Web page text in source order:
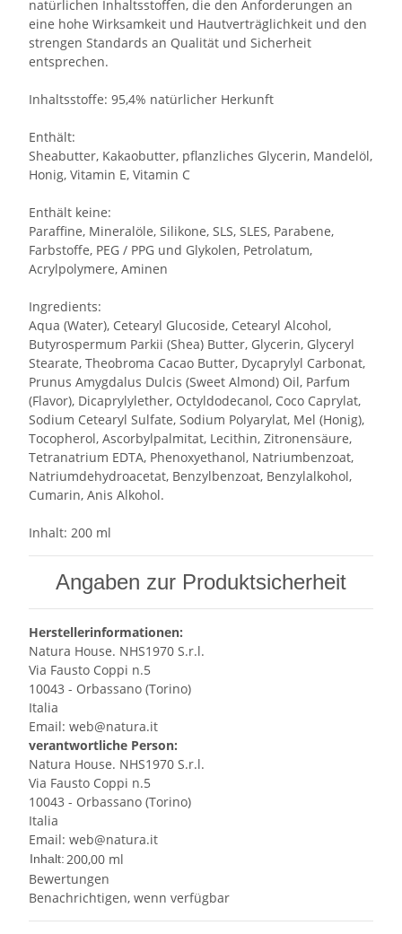
natürlichen Inhaltsstoffen, die den Anforderungen an
eine hohe Wirksamkeit und Hautverträglichkeit und den
strengen Standards an Qualität und Sicherheit
entsprechen.
Inhaltsstoffe: 95,4% natürlicher Herkunft
Enthält:
Sheabutter, Kakaobutter, pflanzliches Glycerin, Mandelöl,
Honig, Vitamin E, Vitamin C
Enthält keine:
Paraffine, Mineralöle, Silikone, SLS, SLES, Parabene,
Farbstoffe, PEG / PPG und Glykolen, Petrolatum,
Acrylpolymere, Aminen
Ingredients:
Aqua (Water), Cetearyl Glucoside, Cetearyl Alcohol,
Butyrospermum Parkii (Shea) Butter, Glycerin, Glyceryl
Stearate, Theobroma Cacao Butter, Dycaprylyl Carbonat,
Prunus Amygdalus Dulcis (Sweet Almond) Oil, Parfum
(Flavor), Dicaprylylether, Octyldodecanol, Coco Caprylat,
Sodium Cetearyl Sulfate, Sodium Polyarylat, Mel (Honig),
Tocopherol, Ascorbylpalmitat, Lecithin, Zitronensäure,
Tetranatrium EDTA, Phenoxyethanol, Natriumbenzoat,
Natriumdehydroacetat, Benzylbenzoat, Benzylalkohol,
Cumarin, Anis Alkohol.
Inhalt: 200 ml
Angaben zur Produktsicherheit
Herstellerinformationen:
Natura House. NHS1970 S.r.l.
Via Fausto Coppi n.5
10043 - Orbassano (Torino)
Italia
Email: web@natura.it
verantwortliche Person:
Natura House. NHS1970 S.r.l.
Via Fausto Coppi n.5
10043 - Orbassano (Torino)
Italia
Email: web@natura.it
Inhalt:200,00 ml
Bewertungen
Benachrichtigen, wenn verfügbar